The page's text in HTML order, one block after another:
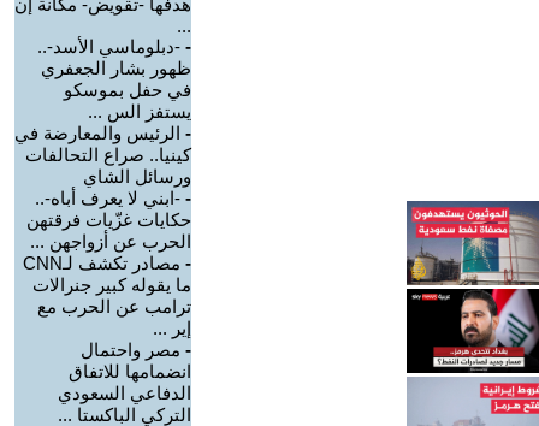
هدفها -تقويض- مكانة إن
...
- -دبلوماسي الأسد-..
ظهور بشار الجعفري
في حفل بموسكو
يستفز الس ...
- الرئيس والمعارضة في
كينيا.. صراع التحالفات
ورسائل الشاي
- -ابني لا يعرف أباه-..
حكايات غزّيات فرقتهن
الحرب عن أزواجهن ...
-
مصادر تكشف لـCNN
ما يقوله كبير جنرالات
ترامب عن الحرب مع
إير ...
- مصر واحتمال
انضمامها للاتفاق
الدفاعي السعودي
التركي الباكستا ...